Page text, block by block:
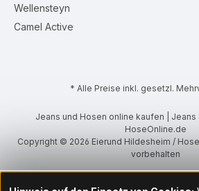
Wellensteyn
Camel Active
* Alle Preise inkl. gesetzl.
Jeans und Hosen online kaufen | Jeans
HoseOnline.de
Copyright © 2026 Eierund Hildesheim /
vorbehalten